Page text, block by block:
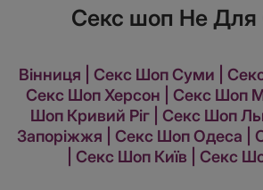
Секс шоп Не Для
Вінниця Секс Шоп Суми
Секс Шоп Херсон
Секс Шоп
Шоп Кривий Ріг
Секс Шоп
Запоріжжя
Секс Шоп Одеса
Секс Шоп Київ Секс